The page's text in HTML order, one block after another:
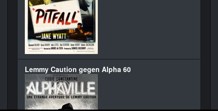
Lemmy Caution gegen Alpha 60